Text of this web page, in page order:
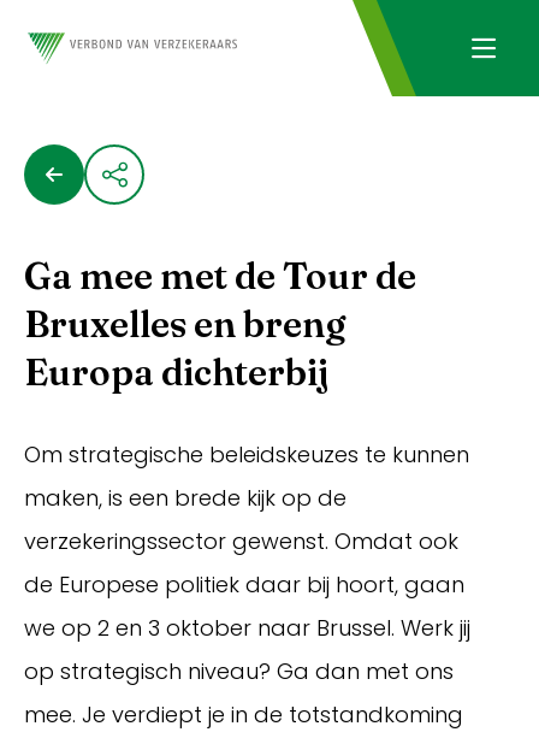
Ga mee met de Tour de
Bruxelles en breng
Europa dichterbij
Om strategische beleidskeuzes te kunnen
maken, is een brede kijk op de
verzekeringssector gewenst. Omdat ook
de Europese politiek daar bij hoort, gaan
we op 2 en 3 oktober naar Brussel. Werk jij
op strategisch niveau? Ga dan met ons
mee. Je verdiept je in de totstandkoming